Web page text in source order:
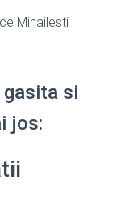
Mihailesti
si
jos: